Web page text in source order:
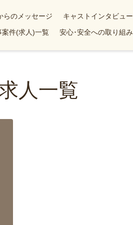
らのメッセージ
キャストインタビュー
案件(求人)一覧
安心･安全への取り組み
人一覧